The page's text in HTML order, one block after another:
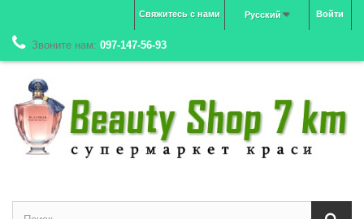
Войти
Русский
Свяжитесь с нами
Звоните нам: 097-147-56-93